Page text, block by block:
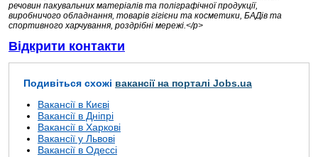
речовин пакувальних матеріалів та поліграфічної продукції,
виробничого обладнання, товарів гігієни та косметики, БАДів та
спортивного харчування, роздрібні мережі.</p>
Відкрити контакти
Подивіться схожі вакансії на порталі Jobs.ua
Вакансії в Києві
Вакансії в Дніпрі
Вакансії в Харкові
Вакансії у Львові
Вакансії в Одессі